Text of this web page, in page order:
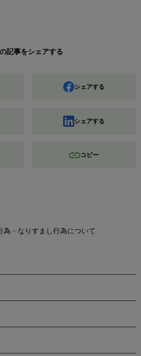
記事をシェアする
シェアする
シェアする
コピー
為・なりすまし行為について